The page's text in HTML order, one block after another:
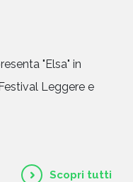
"Elsa" in
Leggere e
Scopri tutti